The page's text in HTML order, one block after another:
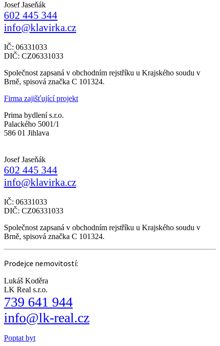
Josef Jaseňák
602 445 344
info@klavirka.cz
IČ: 06331033
DIČ: CZ06331033
Společnost zapsaná v obchodním rejstříku u Krajského soudu v
Brně, spisová značka C 101324.
Firma zajišťující projekt
Prima bydlení s.r.o.
Palackého 5001/1
586 01 Jihlava
Josef Jaseňák
602 445 344
info@klavirka.cz
IČ: 06331033
DIČ: CZ06331033
Společnost zapsaná v obchodním rejstříku u Krajského soudu v
Brně, spisová značka C 101324.
Prodejce nemovitostí:
Lukáš Koděra
LK Real s.r.o.
739 641 944
info@lk-real.cz
Poptat byt